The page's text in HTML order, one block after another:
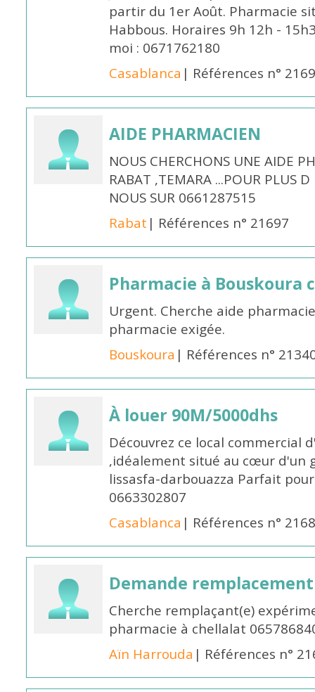
partir du 1er Août. Pharmacie
Habbous. Horaires 9h 12h -
moi : 0671762180
Casablanca | Références n°
AIDE PHARMACIEN
NOUS CHERCHONS UNE AIDE
RABAT ,TEMARA ...POUR PLUS
NOUS SUR 0661287515
Rabat | Références n° 21697
Pharmacie à Bouskoura
Urgent. Cherche aide
pharmacie exigée.
Bouskoura | Références n°
À louer 90M/5000dhs
Découvrez ce local commercial
,idéalement situé au cœur d'un
lissasfa-darbouazza Parfait
0663302807
Casablanca | Références n°
Demande remplacement
Cherche remplaçant(e)
pharmacie à chellalat
Aïn Harrouda | Références n°